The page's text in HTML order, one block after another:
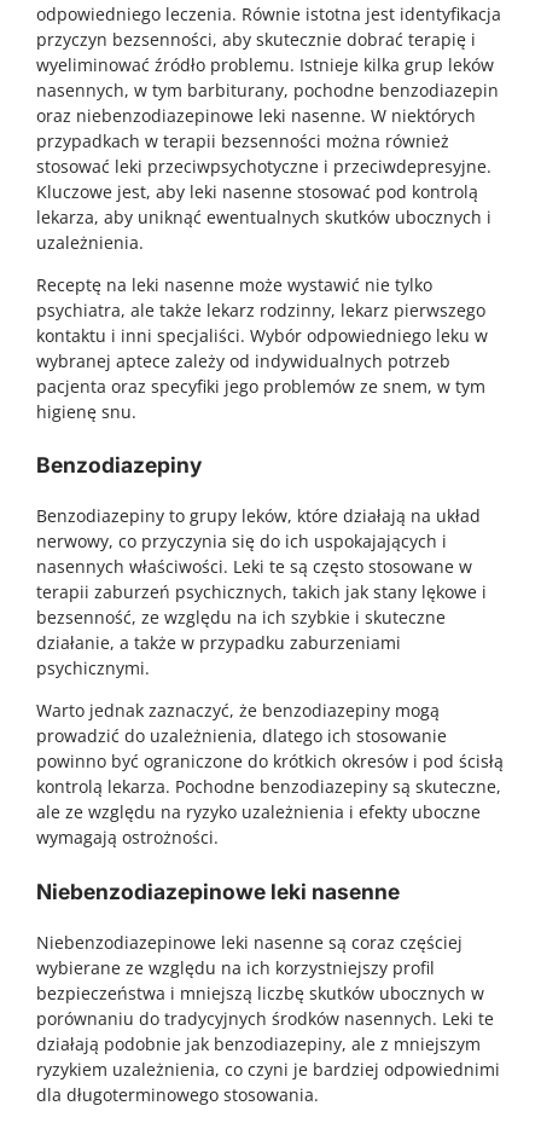
odpowiedniego leczenia. Równie istotna jest identyfikacja
przyczyn bezsenności, aby skutecznie dobrać terapię i
wyeliminować źródło problemu. Istnieje kilka grup leków
nasennych, w tym barbiturany, pochodne benzodiazepin
oraz niebenzodiazepinowe leki nasenne. W niektórych
przypadkach w terapii bezsenności można również
stosować leki przeciwpsychotyczne i przeciwdepresyjne.
Kluczowe jest, aby leki nasenne stosować pod kontrolą
lekarza, aby uniknąć ewentualnych skutków ubocznych i
uzależnienia.
Receptę na leki nasenne może wystawić nie tylko
psychiatra, ale także lekarz rodzinny, lekarz pierwszego
kontaktu i inni specjaliści. Wybór odpowiedniego leku w
wybranej aptece zależy od indywidualnych potrzeb
pacjenta oraz specyfiki jego problemów ze snem, w tym
higienę snu.
Benzodiazepiny
Benzodiazepiny to grupy leków, które działają na układ
nerwowy, co przyczynia się do ich uspokajających i
nasennych właściwości. Leki te są często stosowane w
terapii zaburzeń psychicznych, takich jak stany lękowe i
bezsenność, ze względu na ich szybkie i skuteczne
działanie, a także w przypadku zaburzeniami
psychicznymi.
Warto jednak zaznaczyć, że benzodiazepiny mogą
prowadzić do uzależnienia, dlatego ich stosowanie
powinno być ograniczone do krótkich okresów i pod ścisłą
kontrolą lekarza. Pochodne benzodiazepiny są skuteczne,
ale ze względu na ryzyko uzależnienia i efekty uboczne
wymagają ostrożności.
Niebenzodiazepinowe leki nasenne
Niebenzodiazepinowe leki nasenne są coraz częściej
wybierane ze względu na ich korzystniejszy profil
bezpieczeństwa i mniejszą liczbę skutków ubocznych w
porównaniu do tradycyjnych środków nasennych. Leki te
działają podobnie jak benzodiazepiny, ale z mniejszym
ryzykiem uzależnienia, co czyni je bardziej odpowiednimi
dla długoterminowego stosowania.